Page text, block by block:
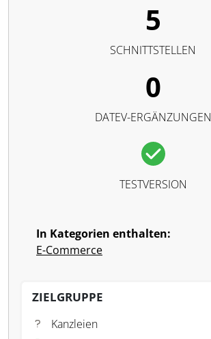
5
SCHNITTSTELLEN
0
DATEV-ERGÄNZUNGEN
TESTVERSION
In Kategorien enthalten:
E-Commerce
ZIELGRUPPE
Kanzleien